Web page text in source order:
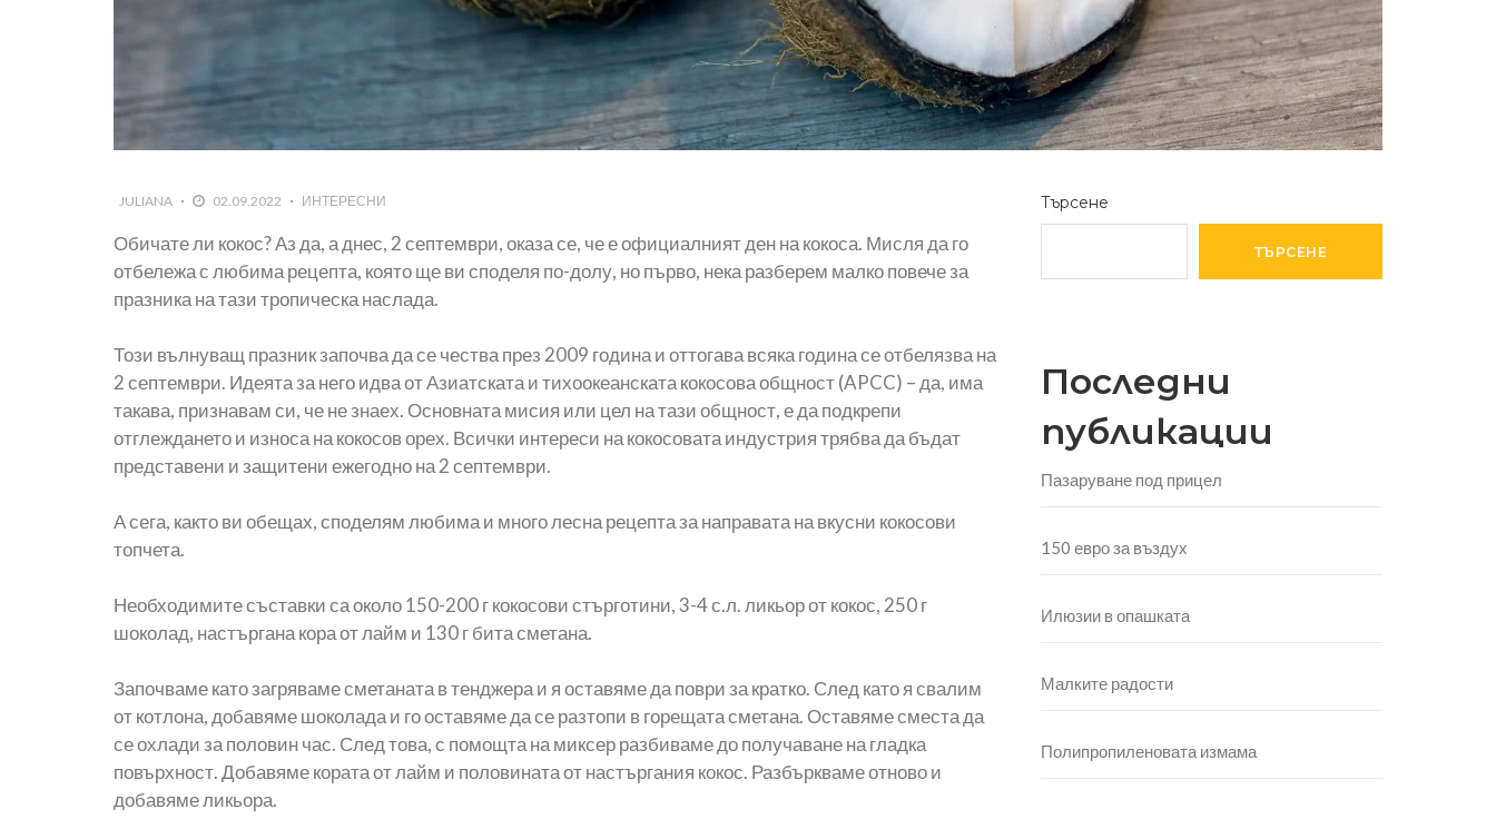
JULIANA 02.09.2022 ИНТЕРЕСНИ
Обичате ли кокос? Аз да, а днес, 2 септември, оказа се, че е официалният ден на кокоса. Мисля да го
отбележа с любима рецепта, която ще ви споделя по-долу, но първо, нека разберем малко повече за
празника на тази тропическа наслада.
Този вълнуващ празник започва да се чества през 2009 година и оттогава всяка година се отбелязва на
2 септември. Идеята за него идва от Азиатската и тихоокеанската кокосова общност (APCC) – да, има
такава, признавам си, че не знаех. Основната мисия или цел на тази общност, е да подкрепи
отглеждането и износа на кокосов орех. Всички интереси на кокосовата индустрия трябва да бъдат
представени и защитени ежегодно на 2 септември.
А сега, както ви обещах, споделям любима и много лесна рецепта за направата на вкусни кокосови
топчета.
Необходимите съставки са около 150-200 г кокосови стърготини, 3-4 с.л. ликьор от кокос, 250 г
шоколад, настъргана кора от лайм и 130 г бита сметана.
Започваме като загряваме сметаната в тенджера и я оставяме да поври за кратко. След като я свалим
от котлона, добавяме шоколада и го оставяме да се разтопи в горещата сметана. Оставяме сместа да
се охлади за половин час. След това, с помощта на миксер разбиваме до получаване на гладка
повърхност. Добавяме кората от лайм и половината от настъргания кокос. Разбъркваме отново и
добавяме ликьора.
Търсене
ТЪРСЕНЕ
Последни
публикации
Пазаруване под прицел
150 евро за въздух
Илюзии в опашката
Малките радости
Полипропиленовата измама